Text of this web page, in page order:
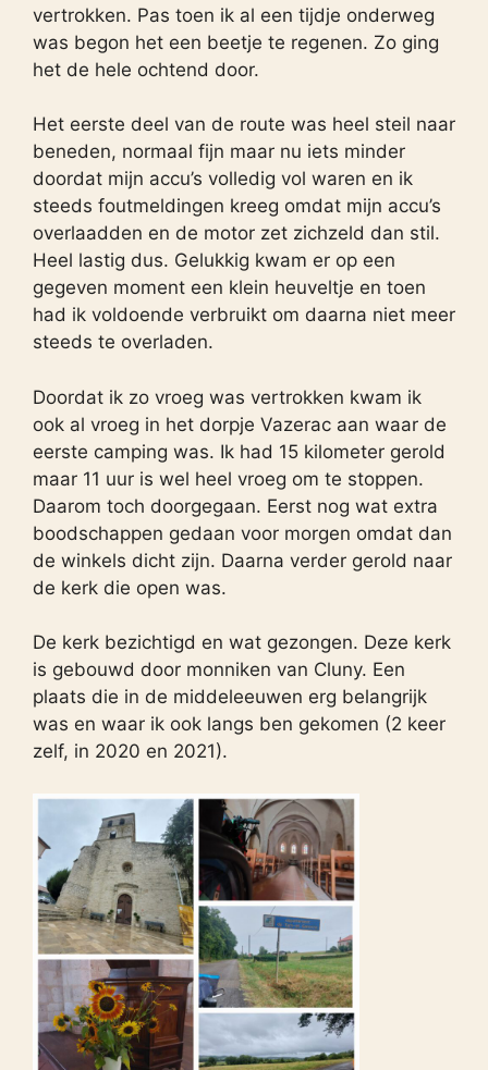
vertrokken. Pas toen ik al een tijdje onderweg
was begon het een beetje te regenen. Zo ging
het de hele ochtend door.
Het eerste deel van de route was heel steil naar
beneden, normaal fijn maar nu iets minder
doordat mijn accu’s volledig vol waren en ik
steeds foutmeldingen kreeg omdat mijn accu’s
overlaadden en de motor zet zichzeld dan stil.
Heel lastig dus. Gelukkig kwam er op een
gegeven moment een klein heuveltje en toen
had ik voldoende verbruikt om daarna niet meer
steeds te overladen.
Doordat ik zo vroeg was vertrokken kwam ik
ook al vroeg in het dorpje Vazerac aan waar de
eerste camping was. Ik had 15 kilometer gerold
maar 11 uur is wel heel vroeg om te stoppen.
Daarom toch doorgegaan. Eerst nog wat extra
boodschappen gedaan voor morgen omdat dan
de winkels dicht zijn. Daarna verder gerold naar
de kerk die open was.
De kerk bezichtigd en wat gezongen. Deze kerk
is gebouwd door monniken van Cluny. Een
plaats die in de middeleeuwen erg belangrijk
was en waar ik ook langs ben gekomen (2 keer
zelf, in 2020 en 2021).